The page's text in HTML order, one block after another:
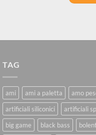
TAG
ami ami a paletta amo
artificiali siliconici
artificiali
big game
black bass